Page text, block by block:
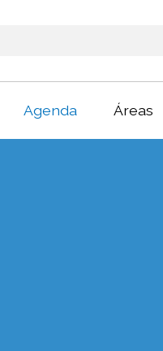
Agenda Áreas